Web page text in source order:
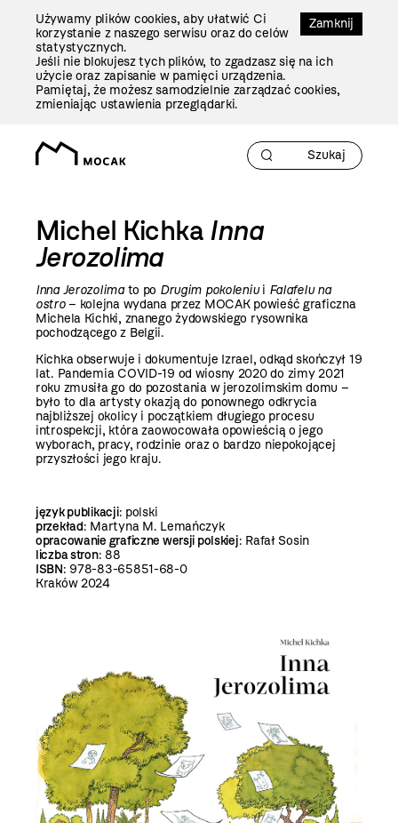
Zamknij
Używamy plików cookies, aby ułatwić Ci
korzystanie z naszego serwisu oraz do celów
statystycznych.
Jeśli nie blokujesz tych plików, to zgadzasz się na ich
użycie oraz zapisanie w pamięci urządzenia.
Pamiętaj, że możesz samodzielnie zarządzać cookies,
zmieniając ustawienia przeglądarki.
Michel Kichka Inna
Jerozolima
Inna Jerozolimato po Drugim pokoleniui Falafelu na
ostro– kolejna wydana przez MOCAK powieść graficzna
Michela Kichki, znanego żydowskiego rysownika
pochodzącego z Belgii.
Kichka obserwuje i dokumentuje Izrael, odkąd skończył 19
lat. Pandemia COVID-19 od wiosny 2020 do zimy 2021
roku zmusiła go do pozostania w jerozolimskim domu –
było to dla artysty okazją do ponownego odkrycia
najbliższej okolicy i początkiem długiego procesu
introspekcji, która zaowocowała opowieścią o jego
wyborach, pracy, rodzinie oraz o bardzo niepokojącej
przyszłości jego kraju.
język publikacji: polski
przekład: Martyna M. Lemańczyk
opracowanie graficzne wersji polskiej: Rafał Sosin
liczba stron: 88
ISBN: 978-83-65851-68-0
Kraków 2024